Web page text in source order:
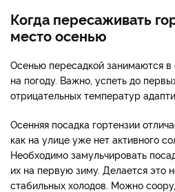
Когда пересаживать
место осенью
Осенью пересадкой занимаются в
на погоду. Важно, успеть до
отрицательных температур
Осенняя посадка гортензии
как на улице уже нет активного
Необходимо замульчировать
их на первую зиму. Делается это
стабильных холодов. Можно